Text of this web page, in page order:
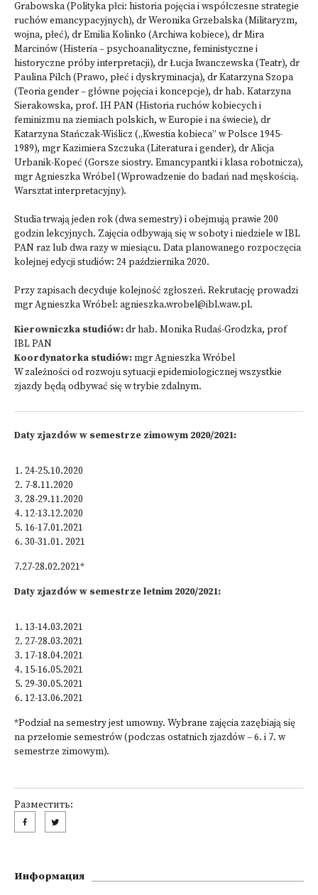
Grabowska (Polityka płci: historia pojęcia i współczesne strategie
ruchów emancypacyjnych), dr Weronika Grzebalska (Militaryzm,
wojna, płeć), dr Emilia Kolinko (Archiwa kobiece), dr Mira
Marcinów (Histeria – psychoanalityczne, feministyczne i
historyczne próby interpretacji), dr Łucja Iwanczewska (Teatr), dr
Paulina Pilch (Prawo, płeć i dyskryminacja), dr Katarzyna Szopa
(Teoria gender – główne pojęcia i koncepcje), dr hab. Katarzyna
Sierakowska, prof. IH PAN (Historia ruchów kobiecych i
feminizmu na ziemiach polskich, w Europie i na świecie), dr
Katarzyna Stańczak-Wiślicz („Kwestia kobieca” w Polsce 1945-
1989), mgr Kazimiera Szczuka (Literatura i gender), dr Alicja
Urbanik-Kopeć (Gorsze siostry. Emancypantki i klasa robotnicza),
mgr Agnieszka Wróbel (Wprowadzenie do badań nad męskością.
Warsztat interpretacyjny).
Studia trwają jeden rok (dwa semestry) i obejmują prawie 200
godzin lekcyjnych. Zajęcia odbywają się w soboty i niedziele w IBL
PAN raz lub dwa razy w miesiącu. Data planowanego rozpoczęcia
kolejnej edycji studiów: 24 października 2020.
Przy zapisach decyduje kolejność zgłoszeń. Rekrutację prowadzi
mgr Agnieszka Wróbel: agnieszka.wrobel@ibl.waw.pl.
Kierowniczka studiów:dr hab. Monika Rudaś-Grodzka, prof
IBL PAN
Koordynatorka studiów:mgr Agnieszka Wróbel
W zależności od rozwoju sytuacji epidemiologicznej wszystkie
zjazdy będą odbywać się w trybie zdalnym.
Daty zjazdów w semestrze zimowym 2020/2021:
24-25.10.2020
7-8.11.2020
28-29.11.2020
12-13.12.2020
16-17.01.2021
30-31.01. 2021
7.27-28.02.2021*
Daty zjazdów w semestrze letnim 2020/2021:
13-14.03.2021
27-28.03.2021
17-18.04.2021
15-16.05.2021
29-30.05.2021
12-13.06.2021
*Podział na semestry jest umowny. Wybrane zajęcia zazębiają się
na przełomie semestrów (podczas ostatnich zjazdów – 6. i 7. w
semestrze zimowym).
Разместить:
Информация